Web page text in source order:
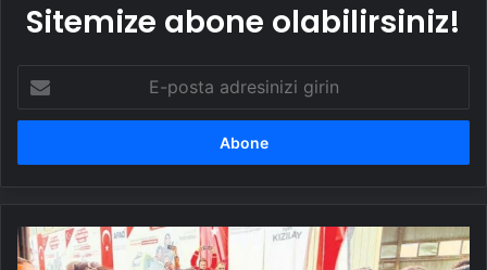
Sitemize abone olabilirsiniz!
posta
adresinizi
21’inci
‘İyilik